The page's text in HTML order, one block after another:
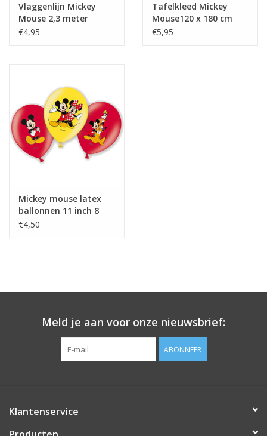
Vlaggenlijn Mickey
Mouse 2,3 meter
€4,95
Tafelkleed Mickey
Mouse120 x 180 cm
€5,95
Mickey mouse latex
ballonnen 11 inch 8
stuks
€4,50
Meld je aan voor onze nieuwsbrief:
ABONNEER
Klantenservice